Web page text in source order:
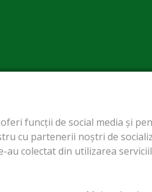
funcții de social media și
cu partenerii noștri de
colectat din utilizarea